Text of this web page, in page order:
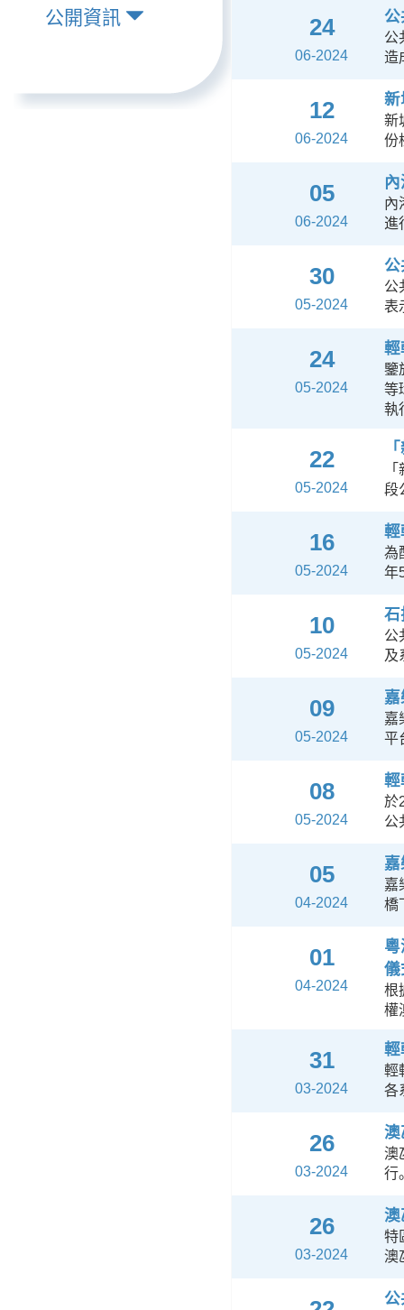
公開資訊 24
06-2024
公
公
造
12
06-2024
新
新
份
05
06-2024
內
進
30
05-2024
公
公
表
24
05-2024
輕
鑒
等
執
22
05-2024
段
16
05-2024
輕
為
年
10
05-2024
公
及
09
05-2024
嘉
平
08
05-2024
輕
於
公
05
04-2024
嘉
橋
01
04-2024
儀
根
權
31
03-2024
輕
輕
各
26
03-2024
澳
澳
行
26
03-2024
澳
特
澳
公